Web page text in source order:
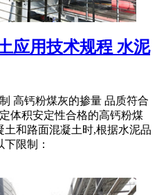
应用技术规程 水泥
高钙粉煤灰的掺量 品质符合
体积安定性合格的高钙粉煤
土和路面混凝土时,根据水泥品
限制：